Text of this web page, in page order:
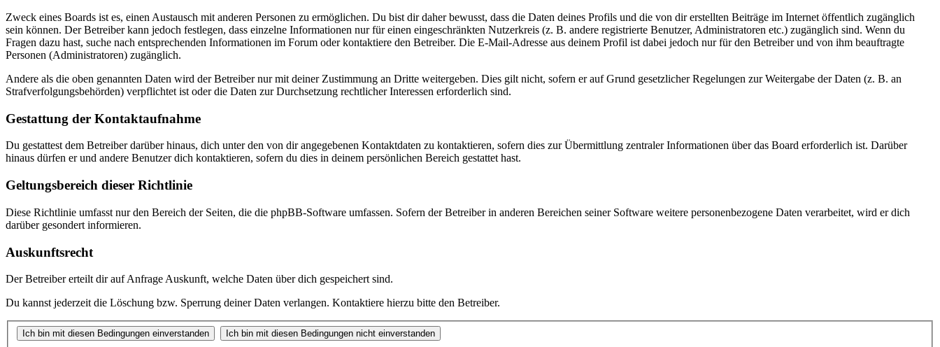
Zweck eines Boards ist es, einen Austausch mit anderen Personen zu ermöglichen. Du bist dir daher bewusst, dass die Daten deines Profils und die von dir erstellten Beiträge im Internet öffentlich zugänglich
sein können. Der Betreiber kann jedoch festlegen, dass einzelne Informationen nur für einen eingeschränkten Nutzerkreis (z. B. andere registrierte Benutzer, Administratoren etc.) zugänglich sind. Wenn du
Fragen dazu hast, suche nach entsprechenden Informationen im Forum oder kontaktiere den Betreiber. Die E-Mail-Adresse aus deinem Profil ist dabei jedoch nur für den Betreiber und von ihm beauftragte
Personen (Administratoren) zugänglich.
Andere als die oben genannten Daten wird der Betreiber nur mit deiner Zustimmung an Dritte weitergeben. Dies gilt nicht, sofern er auf Grund gesetzlicher Regelungen zur Weitergabe der Daten (z. B. an
Strafverfolgungsbehörden) verpflichtet ist oder die Daten zur Durchsetzung rechtlicher Interessen erforderlich sind.
Gestattung der Kontaktaufnahme
Du gestattest dem Betreiber darüber hinaus, dich unter den von dir angegebenen Kontaktdaten zu kontaktieren, sofern dies zur Übermittlung zentraler Informationen über das Board erforderlich ist. Darüber
hinaus dürfen er und andere Benutzer dich kontaktieren, sofern du dies in deinem persönlichen Bereich gestattet hast.
Geltungsbereich dieser Richtlinie
Diese Richtlinie umfasst nur den Bereich der Seiten, die die phpBB-Software umfassen. Sofern der Betreiber in anderen Bereichen seiner Software weitere personenbezogene Daten verarbeitet, wird er dich
darüber gesondert informieren.
Auskunftsrecht
Der Betreiber erteilt dir auf Anfrage Auskunft, welche Daten über dich gespeichert sind.
Du kannst jederzeit die Löschung bzw. Sperrung deiner Daten verlangen. Kontaktiere hierzu bitte den Betreiber.